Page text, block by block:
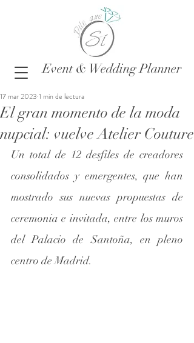
Event & Wedding Planner
El gran momento de la moda
nupcial: vuelve Atelier Couture
17 mar 2023 1 min de lectura
Un total de 12 desfiles de creadores
consolidados y emergentes, que han
mostrado sus nuevas propuestas de
ceremonia e invitada, entre los muros
del Palacio de Santoña, en pleno
centro de Madrid.